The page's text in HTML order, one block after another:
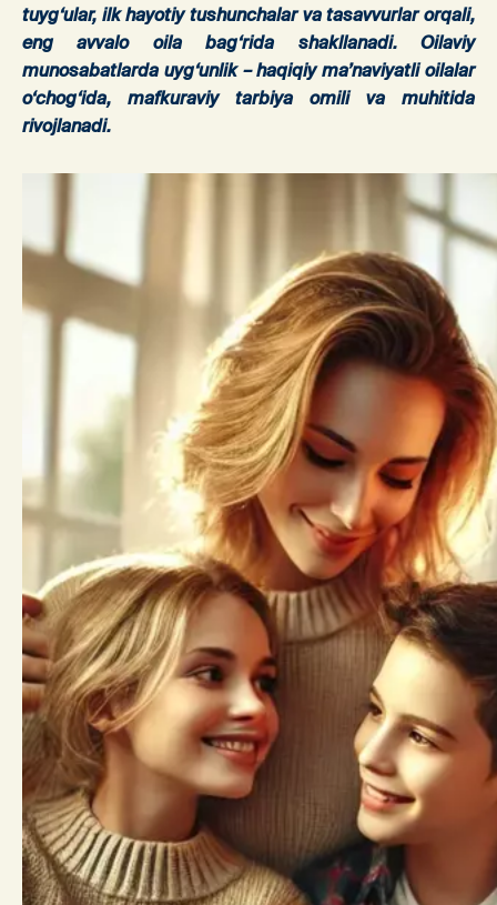
tuyg‘ular, ilk hayotiy tushunchalar va tasavvurlar orqali,
eng avvalo oila bag‘rida shakllanadi. Oilaviy
munosabatlarda uyg‘unlik – haqiqiy ma’naviyatli oilalar
o‘chog‘ida, mafkuraviy tarbiya omili va muhitida
rivojlanadi.